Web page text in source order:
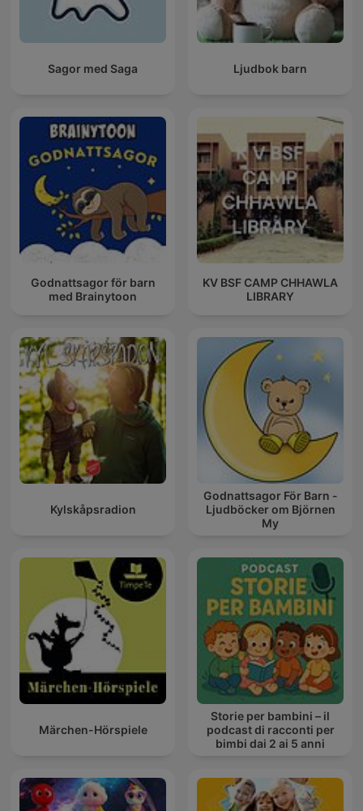
Sagor med Saga Ljudbok barn
Godnattsagor för barn
med Brainytoon
KV BSF CAMP CHHAWLA
LIBRARY
Kylskåpsradion
Godnattsagor För Barn -
Ljudböcker om Björnen
My
Märchen-Hörspiele
Storie per bambini – il
podcast di racconti per
bimbi dai 2 ai 5 anni